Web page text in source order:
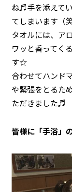
ね♬手を添えて
てしまいます（笑
タオルには、ア
ワッと香ってく
す☆
合わせてハンド
や緊張をとるた
ただきました♬
皆様に「手浴」